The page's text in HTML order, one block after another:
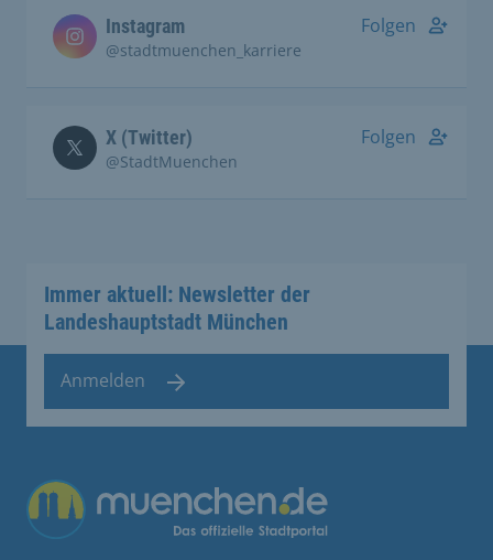
Instagram
@stadtmuenchen_karriere
Folgen
X (Twitter)
@StadtMuenchen
Folgen
Immer aktuell: Newsletter der
Landeshauptstadt München
Anmelden